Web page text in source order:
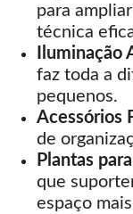
para
técnica
Iluminação
faz toda a
pequenos.
Acessórios
de
Plantas
que
espaço